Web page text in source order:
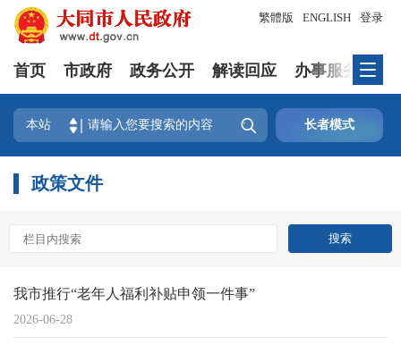
登录
繁體版 ENGLISH
首页 市政府 政务公开 解读回应 办事服务
本站  长者模式
政策文件
我市推行“老年人福利补贴申领一件事”
2026-06-28